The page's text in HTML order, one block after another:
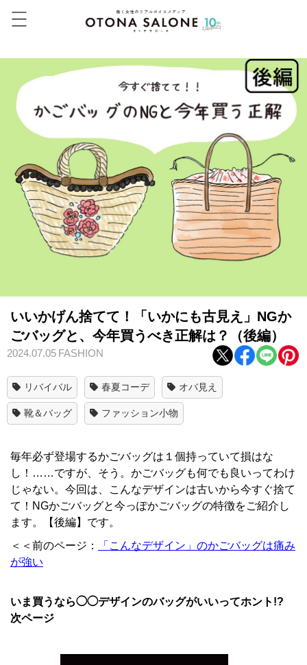
いいかげん捨てて！「いかにも古見え」NGか
ごバッグと、今年買うべき正解は？（後編）
2024.07.05 FASHION
リバイバル 春夏コーデ オバ見え
靴＆バッグ ファッション小物
毎年必ず登場するかごバッグは１個持っていて損はな
し！……ですが、そう。かごバッグも何でも良いってわけ
じゃない。今回は、こんなデザインは古いから今すぐ捨て
て！NGかごバッグと今っぽかごバッグの特徴をご紹介し
ます。【後編】です。
＜＜前のページ：
「こんなデザイン」のかごバッグは痛み
が強い
いま買うなら◯◯デザインのバッグがいいってホント!?
次ページ